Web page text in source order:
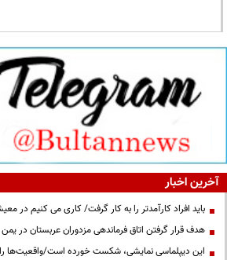
آخرین اخبار
باید افراد کارآمدتر را به کار گرفت/ کاری می کنیم در
هدف قرار گرفتن اتاق‌ فرماندهی مزدوران عربستان در یمن
این دیپلماسی نمایشی، شکست خورده است/واقعیت‌ها را